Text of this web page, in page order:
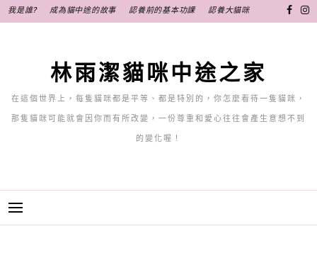
至
我是誰? 成為貓中途的故事 認養前的基本功課 認養大貓咪
林雨潔貓咪中途之家
在這個世界上，每隻貓咪都是平等、都是特別的，你怎麼看待一隻貓咪，
那隻貓咪可能就會因你而有所改變，一份尊重和愛心往往會產生意想不到
的變化喔！